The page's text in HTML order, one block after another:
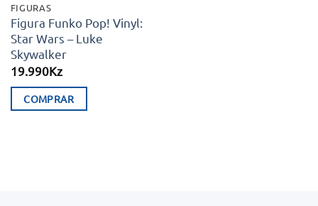
FIGURAS
Figura Funko Pop! Vinyl:
Star Wars – Luke
Skywalker
19.990Kz
COMPRAR